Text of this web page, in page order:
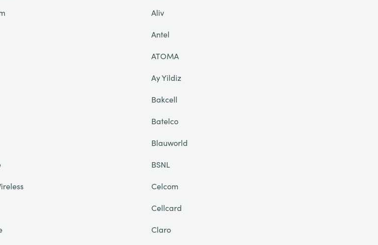
Aliv
Antel
ATOMA
Ay Yildiz
Bakcell
Batelco
Blauworld
BSNL
Celcom
Cellcard
Claro